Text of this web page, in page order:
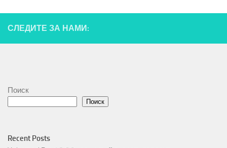
СЛЕДИТЕ ЗА НАМИ:
Поиск
Поиск
Recent Posts